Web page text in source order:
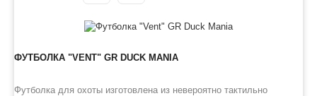
ФУТБОЛКА "VENT" GR DUCK MANIA
Футболка для охоты изготовлена из невероятно тактильно